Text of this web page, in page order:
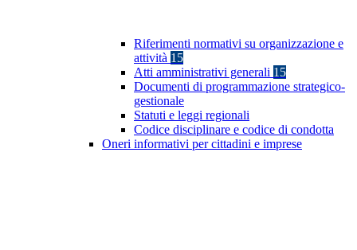
Riferimenti normativi su organizzazione e
attività 15
Atti amministrativi generali 15
Documenti di programmazione strategico-
gestionale
Statuti e leggi regionali
Codice disciplinare e codice di condotta
Oneri informativi per cittadini e imprese